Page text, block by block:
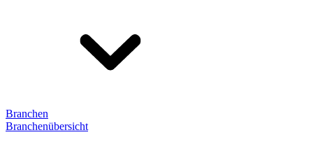
Branchen
Branchenübersicht